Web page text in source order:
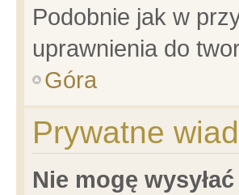
Podobnie jak w
uprawnienia do
Góra
Prywatne
Nie mogę